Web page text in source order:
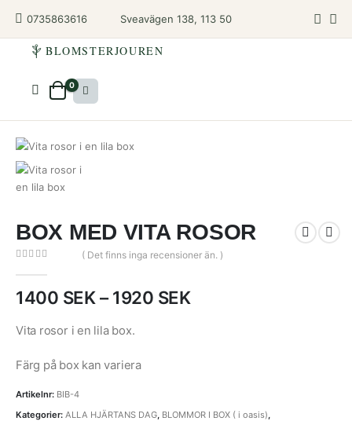
0735863616 Sveavägen 138, 113 50
BLOMSTERJOUREN
0
BOX MED VITA ROSOR
( Det finns inga recensioner än. )
1400 SEK – 1920 SEKPrisintervall:
Vita rosor i en lila box.
Färg på box kan variera
Artikelnr: BIB-4
Kategorier: ALLA HJÄRTANS DAG BLOMMOR I BOX ( i oasis)